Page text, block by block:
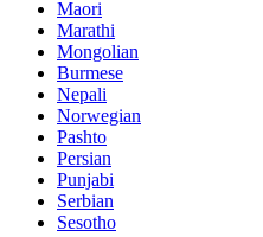
Maori
Marathi
Mongolian
Burmese
Nepali
Norwegian
Pashto
Persian
Punjabi
Serbian
Sesotho